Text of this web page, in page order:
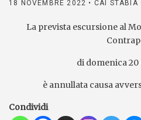
18 NOVEMBRE 2022 • CAI STABIA
La prevista escursione al
di domenica
è annullata causa
Condividi